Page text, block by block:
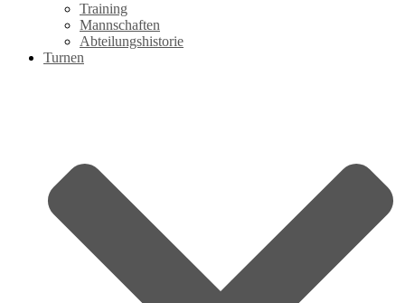
Training
Mannschaften
Abteilungshistorie
Turnen